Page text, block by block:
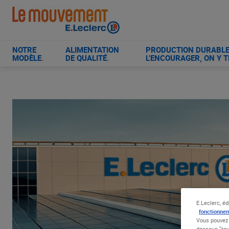
Aller
contenu
NOTRE
MODÈLE.
ALIMENTATION
DE QUALITÉ.
PRODUCTION
L’ENCOURAGER, ON Y
E.Leclerc,
Vous